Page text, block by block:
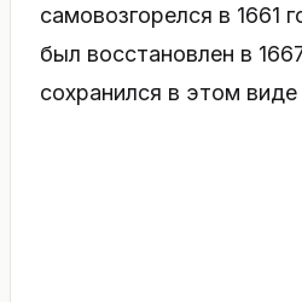
самовозгорелся в 1661
был восстановлен в
сохранился в этом